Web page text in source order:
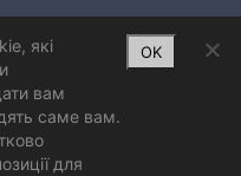
які
вам
саме вам.
для
OK